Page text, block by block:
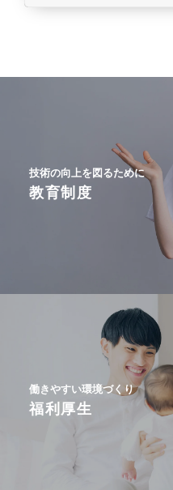
技術の向上を図るために
教育制度
働きやすい環境づくり
福利厚生